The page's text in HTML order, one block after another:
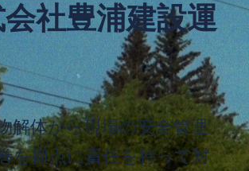
社豊浦建設運
解体から現場の安全管理
を拠点に責任を持って対